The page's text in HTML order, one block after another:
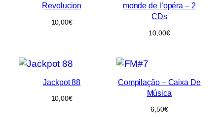
Revolucion
10,00€
monde de l’opéra – 2
CDs
10,00€
Jackpot 88
10,00€
Compilação – Caixa De
Música
6,50€